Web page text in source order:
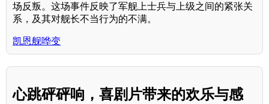
场反叛。这场事件反映了军舰上士兵与上级之间的紧张关
系，及其对舰长不当行为的不满。
凯恩舰哗变
心跳砰砰响，喜剧片带来的欢乐与感